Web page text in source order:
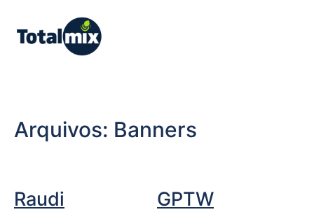
Arquivos: Banners
Raudi GPTW